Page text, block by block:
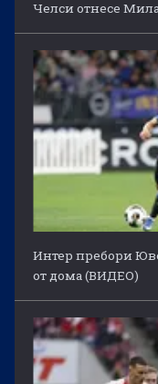
Челси отнесе
Интер пребори
от дома (ВИДЕО)